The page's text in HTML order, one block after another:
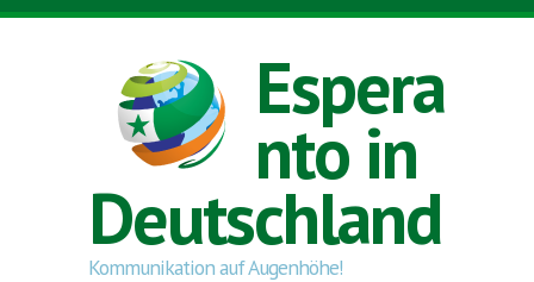
Direkt zum Inhalt
Espera
nto in
Deutschland
Kommunikation auf Augenhöhe!